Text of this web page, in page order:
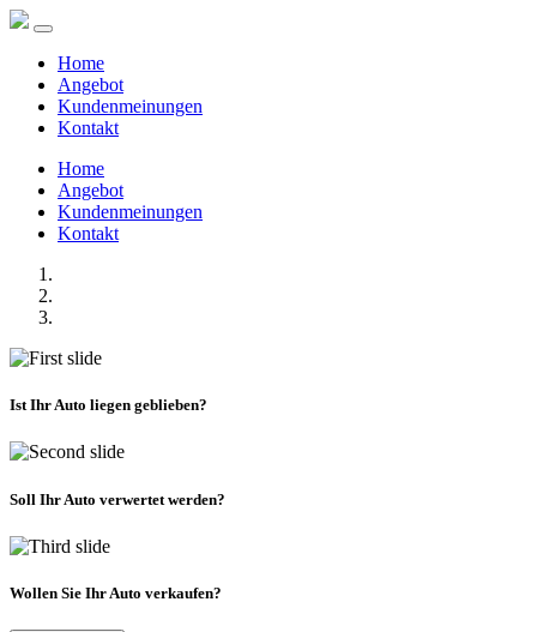
Home
Angebot
Kundenmeinungen
Kontakt
Home
Angebot
Kundenmeinungen
Kontakt
Ist Ihr Auto liegen geblieben?
Soll Ihr Auto verwertet werden?
Wollen Sie Ihr Auto verkaufen?